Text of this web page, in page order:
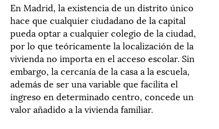
En Madrid, la existencia de un distrito único
hace que cualquier ciudadano de la capital
pueda optar a cualquier colegio de la ciudad,
por lo que teóricamente la localización de la
vivienda no importa en el acceso escolar. Sin
embargo, la cercanía de la casa a la escuela,
además de ser una variable que facilita el
ingreso en determinado centro, concede un
valor añadido a la vivienda familiar.